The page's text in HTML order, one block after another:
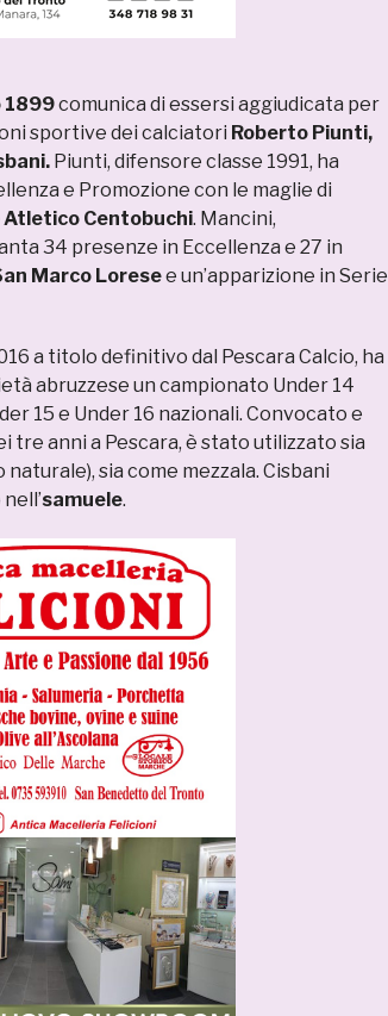
1899comunica di essersi aggiudicata per
sportive dei calciatori Roberto Piunti,
Piunti, difensore classe 1991, ha
e Promozione con le maglie di
Atletico Centobuchi. Mancini,
34 presenze in Eccellenza e 27 in
Marco Loresee un’apparizione in Serie
a titolo definitivo dal Pescara Calcio, ha
abruzzese un campionato Under 14
15 e Under 16 nazionali. Convocato e
anni a Pescara, è stato utilizzato sia
sia come mezzala. Cisbani
samuele.